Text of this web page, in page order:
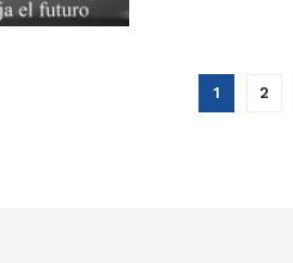
1 2